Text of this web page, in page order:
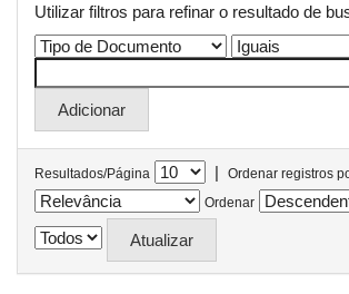
Utilizar filtros para refinar o resultado de
Resultados/Página |
Ordenar registros
Ordenar